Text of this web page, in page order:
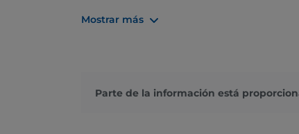
se han recuperado artefactos de una
Museo Ludovico Noia de
Mostrar más
Parte de la información está